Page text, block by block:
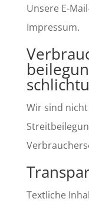
Unsere E-
Impressum.
Wir sind
Textliche